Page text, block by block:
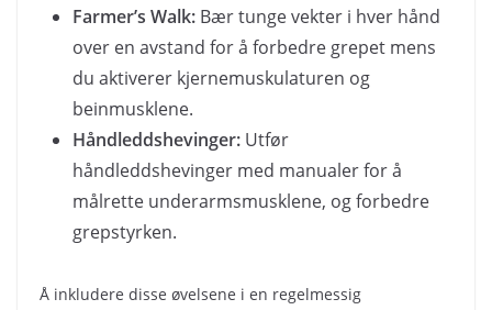
Farmer’s Walk: Bær tunge vekter i hver hånd
over en avstand for å forbedre grepet mens
du aktiverer kjernemuskulaturen og
beinmusklene.
Håndleddshevinger: Utfør
håndleddshevinger med manualer for å
målrette underarmsmusklene, og forbedre
grepstyrken.
Å inkludere disse øvelsene i en regelmessig